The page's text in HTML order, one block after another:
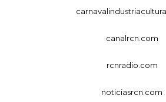
canalrcn.com
rcnradio.com
noticiasrcn.com